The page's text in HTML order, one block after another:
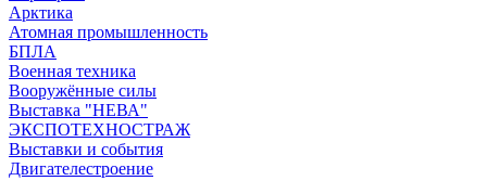
Арктика
Атомная промышленность
БПЛА
Военная техника
Вооружённые силы
Выставка "НЕВА"
ЭКСПОТЕХНОСТРАЖ
Выставки и события
Двигателестроение